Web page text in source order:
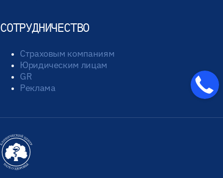
СОТРУДНИЧЕСТВО
Страховым компаниям
Юридическим лицам
GR
Реклама